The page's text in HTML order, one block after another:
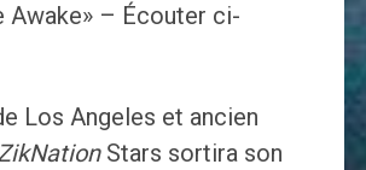
Awake» – Écouter ci-
Los Angeles et ancien
Stars sortira son